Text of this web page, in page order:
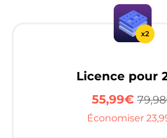
x2
Licence pour
55,99€
Économiser